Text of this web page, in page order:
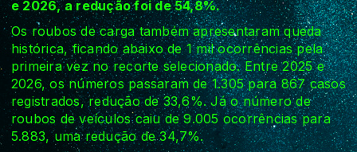
e 2026, a redução foi de 54,8%.
Os roubos de carga também apresentaram queda
histórica, ficando abaixo de 1 mil ocorrências pela
primeira vez no recorte selecionado. Entre 2025 e
2026, os números passaram de 1.305 para 867 casos
registrados, redução de 33,6%. Já o número de
roubos de veículos caiu de 9.005 ocorrências para
5.883, uma redução de 34,7%.